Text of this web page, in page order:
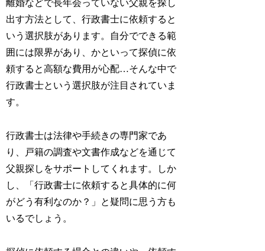
離婚などで長年会っていない父親を探し
出す方法として、行政書士に依頼すると
いう選択肢があります。自分でできる範
囲には限界があり、かといって探偵に依
頼すると高額な費用が心配…そんな中で
行政書士という選択肢が注目されていま
す。
行政書士は法律や手続きの専門家であ
り、戸籍の調査や文書作成などを通じて
父親探しをサポートしてくれます。しか
し、「行政書士に依頼すると具体的に何
がどう有利なのか？」と疑問に思う方も
いるでしょう。